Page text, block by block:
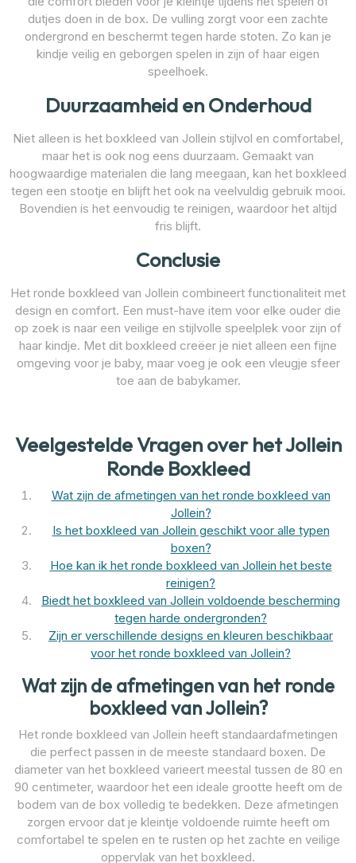
dutjes doen in de box. De vulling zorgt voor een zachte
ondergrond en beschermt tegen harde stoten. Zo kan je
kindje veilig en geborgen spelen in zijn of haar eigen
speelhoek.
Duurzaamheid en Onderhoud
Niet alleen is het boxkleed van Jollein stijlvol en comfortabel,
maar het is ook nog eens duurzaam. Gemaakt van
hoogwaardige materialen die lang meegaan, kan het boxkleed
tegen een stootje en blijft het ook na veelvuldig gebruik mooi.
Bovendien is het eenvoudig te reinigen, waardoor het altijd
fris blijft.
Conclusie
Het ronde boxkleed van Jollein combineert functionaliteit met
design en comfort. Een must-have item voor elke ouder die
op zoek is naar een veilige en stijlvolle speelplek voor zijn of
haar kindje. Met dit boxkleed creëer je niet alleen een fijne
omgeving voor je baby, maar voeg je ook een vleugje sfeer
toe aan de babykamer.
Veelgestelde Vragen over het Jollein
Ronde Boxkleed
Wat zijn de afmetingen van het ronde boxkleed van
Jollein?
Is het boxkleed van Jollein geschikt voor alle typen
boxen?
Hoe kan ik het ronde boxkleed van Jollein het beste
reinigen?
Biedt het boxkleed van Jollein voldoende bescherming
tegen harde ondergronden?
Zijn er verschillende designs en kleuren beschikbaar
voor het ronde boxkleed van Jollein?
Wat zijn de afmetingen van het ronde
boxkleed van Jollein?
Het ronde boxkleed van Jollein heeft standaardafmetingen
die perfect passen in de meeste standaard boxen. De
diameter van het boxkleed varieert meestal tussen de 80 en
90 centimeter, waardoor het een ideale grootte heeft om de
bodem van de box volledig te bedekken. Deze afmetingen
zorgen ervoor dat je kleintje voldoende ruimte heeft om
comfortabel te spelen en te rusten op het zachte en veilige
oppervlak van het boxkleed.